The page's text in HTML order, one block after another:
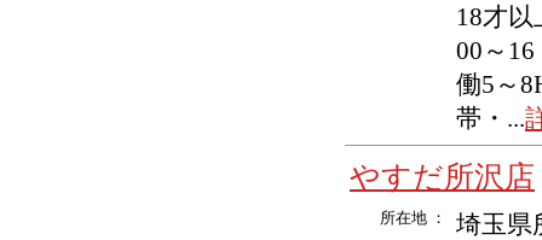
18才
00～
働5～
帯・...
やすだ所沢店
所在地 ： 埼玉県